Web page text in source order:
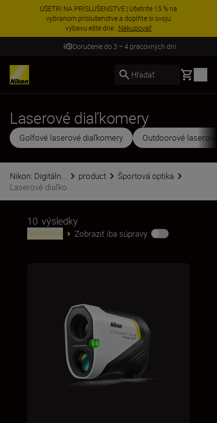
UŠETRI NA PRÍSLUŠENSTVE | Ušetrite 15 % na
vybranom príslušenstve a doplňte si svoju
výbavu ešte dne...Nakupovať
Doručenie do 3 – 4 pracovných dní
Hľadať Basket
Laserové diaľkomery
Golfové laserové diaľkomery Outdoorové
Nikon: Digitáln... product
Športová optika
Laserové diaľko...
10 výsledky
Najnovšie Zobraziť iba súpravy